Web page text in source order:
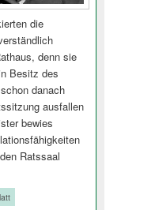
die
denn sie
Besitz des
danach
ausfallen
bewies
Ratssaal